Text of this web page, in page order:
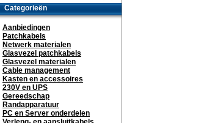
Categorieën
Aanbiedingen
Patchkabels
Netwerk materialen
Glasvezel patchkabels
Glasvezel materialen
Cable management
Kasten en accessoires
230V en UPS
Gereedschap
Randapparatuur
PC en Server onderdelen